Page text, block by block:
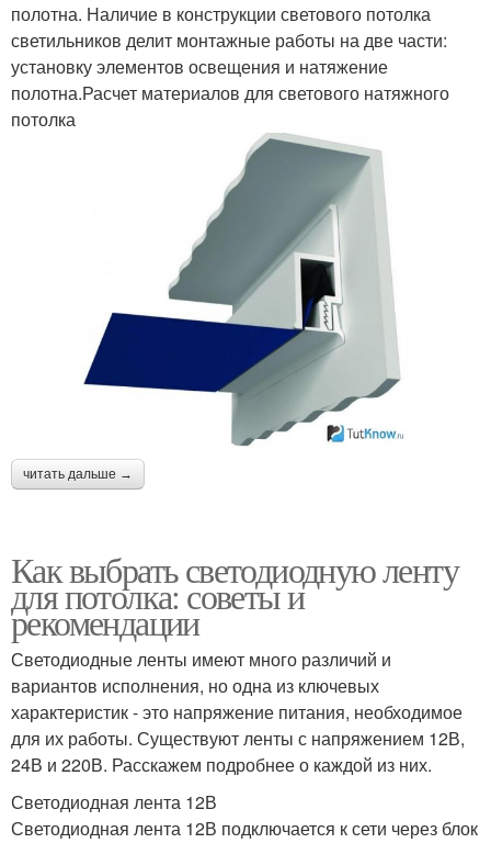
полотна. Наличие в конструкции светового потолка
светильников делит монтажные работы на две части:
установку элементов освещения и натяжение
полотна.Расчет материалов для светового натяжного
потолка
читать дальше →
Как выбрать светодиодную ленту
для потолка: советы и
рекомендации
Светодиодные ленты имеют много различий и
вариантов исполнения, но одна из ключевых
характеристик - это напряжение питания, необходимое
для их работы. Существуют ленты с напряжением 12В,
24В и 220В. Расскажем подробнее о каждой из них.
Светодиодная лента 12В
Светодиодная лента 12В подключается к сети через блок